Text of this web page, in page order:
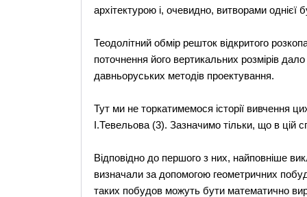
архітектурою і, очевидно, витворами однієї
Теодолітний обмір решток відкритого
поточнення його вертикальних розмірів
давньоруських методів проектування.
Тут ми не торкатимемося історії вивчення
І.Тевельова (3). Зазначимо тільки, що в цій
Відповідно до першого з них, найповніше
визначали за допомогою геометричних
таких побудов можуть бути математично